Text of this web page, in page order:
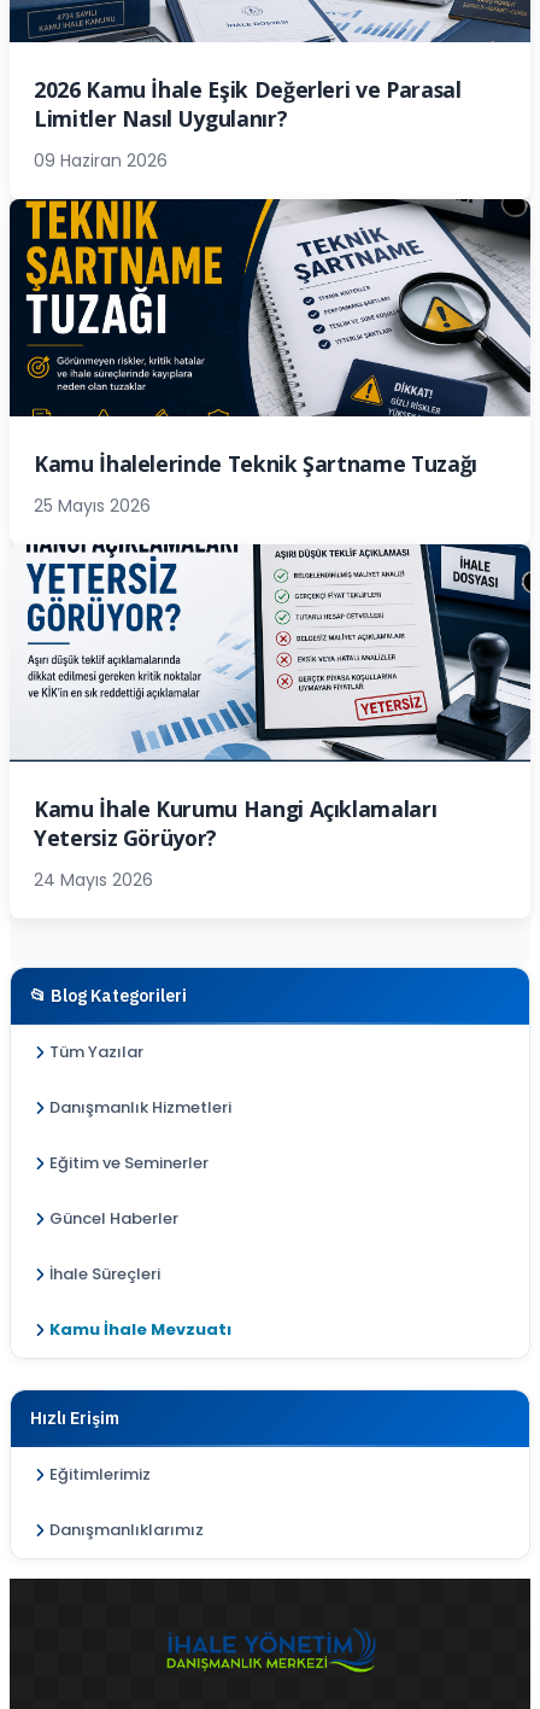
2026 Kamu İhale Eşik Değerleri ve Parasal
Limitler Nasıl Uygulanır?
09 Haziran 2026
Kamu İhalelerinde Teknik Şartname Tuzağı
25 Mayıs 2026
Kamu İhale Kurumu Hangi Açıklamaları
Yetersiz Görüyor?
24 Mayıs 2026
📂 Blog Kategorileri
Tüm Yazılar
Danışmanlık Hizmetleri
Eğitim ve Seminerler
Güncel Haberler
İhale Süreçleri
Kamu İhale Mevzuatı
Hızlı Erişim
Eğitimlerimiz
Danışmanlıklarımız